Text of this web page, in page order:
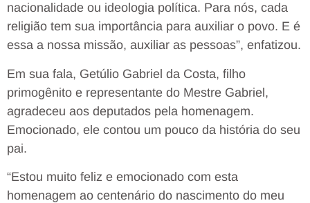
nacionalidade ou ideologia política. Para nós, cada
religião tem sua importância para auxiliar o povo. E é
essa a nossa missão, auxiliar as pessoas”, enfatizou.
Em sua fala, Getúlio Gabriel da Costa, filho
primogênito e representante do Mestre Gabriel,
agradeceu aos deputados pela homenagem.
Emocionado, ele contou um pouco da história do seu
pai.
“Estou muito feliz e emocionado com esta
homenagem ao centenário do nascimento do meu